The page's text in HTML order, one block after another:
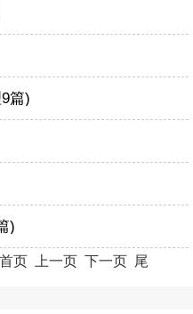
篇)
)
页 上一页 下一页
尾